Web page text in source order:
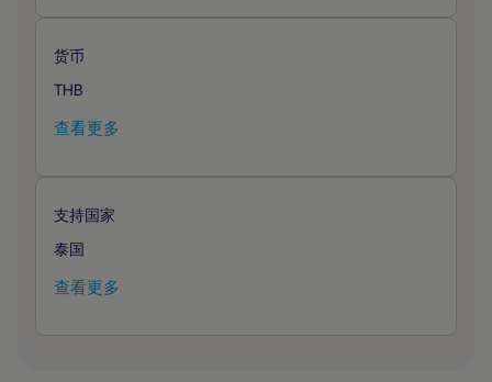
货币
THB
查看更多
支持国家
泰国
查看更多